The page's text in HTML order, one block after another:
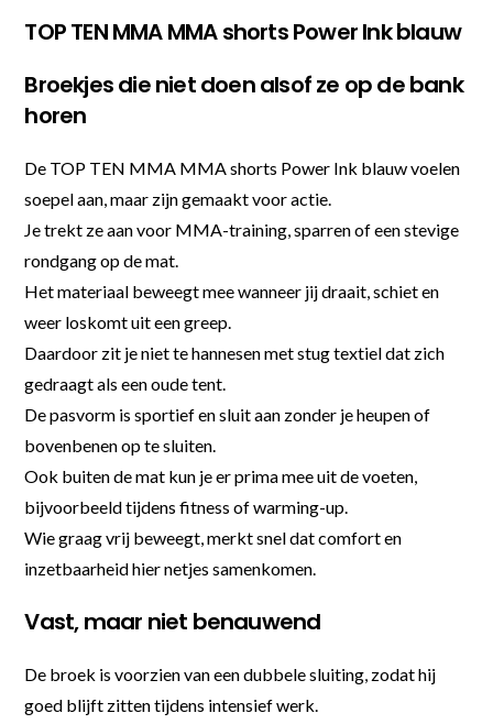
TOP TEN MMA MMA shorts Power Ink blauw
Broekjes die niet doen alsof ze op de bank
horen
De TOP TEN MMA MMA shorts Power Ink blauw voelen
soepel aan, maar zijn gemaakt voor actie.
Je trekt ze aan voor MMA-training, sparren of een stevige
rondgang op de mat.
Het materiaal beweegt mee wanneer jij draait, schiet en
weer loskomt uit een greep.
Daardoor zit je niet te hannesen met stug textiel dat zich
gedraagt als een oude tent.
De pasvorm is sportief en sluit aan zonder je heupen of
bovenbenen op te sluiten.
Ook buiten de mat kun je er prima mee uit de voeten,
bijvoorbeeld tijdens fitness of warming-up.
Wie graag vrij beweegt, merkt snel dat comfort en
inzetbaarheid hier netjes samenkomen.
Vast, maar niet benauwend
De broek is voorzien van een dubbele sluiting, zodat hij
goed blijft zitten tijdens intensief werk.